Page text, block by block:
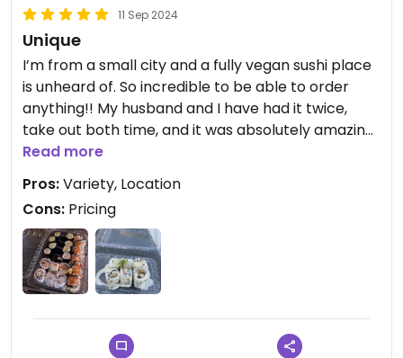
11 Sep 2024
Unique
I’m from a small city and a fully vegan sushi place
is unheard of. So incredible to be able to order
anything!! My husband and I have had it twice,
take out both time, and it was absolutely amazing.
Such a great variety!
Updated from previous review on 2024-09-11
Read more
Pros:Variety, Location
Cons: Pricing